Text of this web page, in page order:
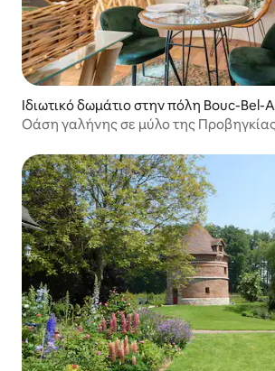
Ιδιωτικό δωμάτιο στην πόλη Bouc-Bel-
Οάση γαλήνης σε μύλο της Προβηγκίας